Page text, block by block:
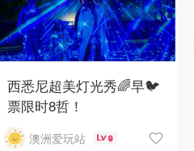
西悉尼超美灯光秀🌈早🐦
票限时8哲！
澳洲爱玩站 9